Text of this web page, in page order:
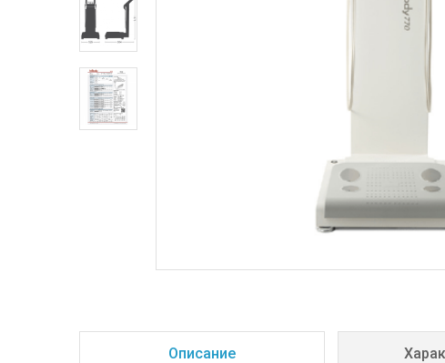
Описание